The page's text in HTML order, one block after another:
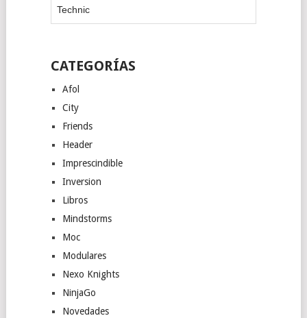
Technic
CATEGORÍAS
Afol
City
Friends
Header
Imprescindible
Inversion
Libros
Mindstorms
Moc
Modulares
Nexo Knights
NinjaGo
Novedades